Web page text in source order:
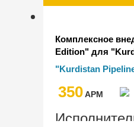
Комплексное
Edition" для
Company"
"Kurdistan
350AРМ